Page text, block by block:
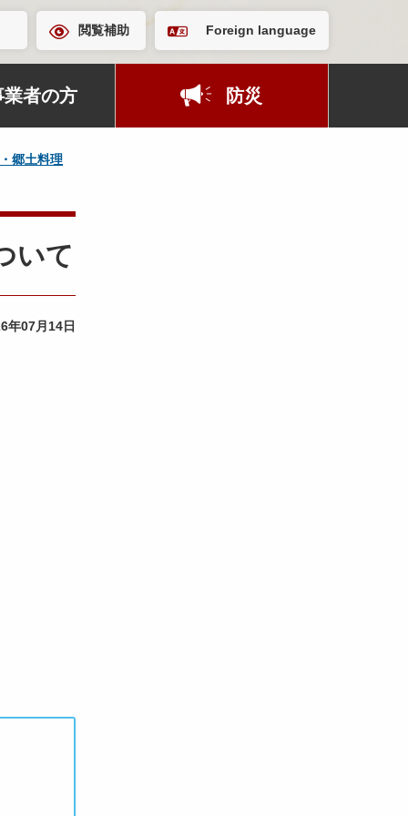
閲覧補助 Foreign language
業者の方 防災
郷土料理
いて
年07月14日